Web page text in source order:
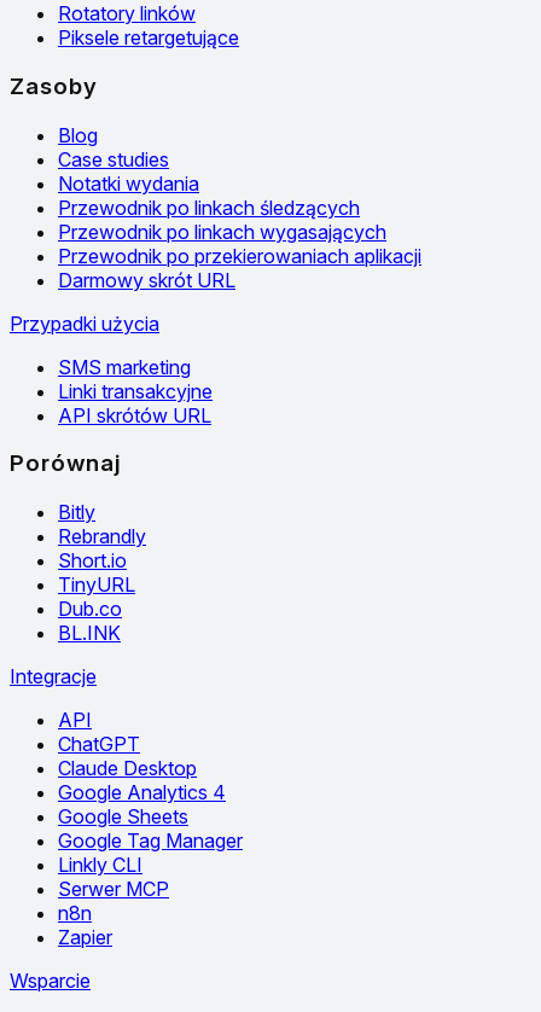
Rotatory linków
Piksele retargetujące
Zasoby
Blog
Case studies
Notatki wydania
Przewodnik po linkach śledzących
Przewodnik po linkach wygasających
Przewodnik po przekierowaniach aplikacji
Darmowy skrót URL
Przypadki użycia
SMS marketing
Linki transakcyjne
API skrótów URL
Porównaj
Bitly
Rebrandly
Short.io
TinyURL
Dub.co
BL.INK
Integracje
API
ChatGPT
Claude Desktop
Google Analytics 4
Google Sheets
Google Tag Manager
Linkly CLI
Serwer MCP
n8n
Zapier
Wsparcie